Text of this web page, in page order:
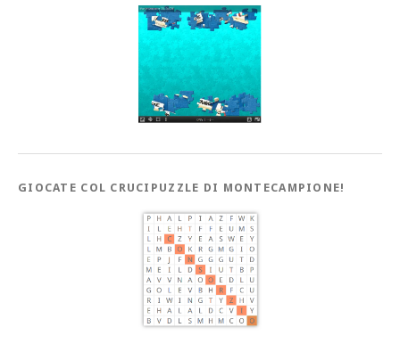
GIOCATE COL CRUCIPUZZLE DI MONTECAMPIONE!